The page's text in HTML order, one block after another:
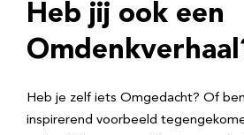
r
e
Heb jij ook een
Heb je zelf iets Omgedacht? Of
inspirerend voorbeeld